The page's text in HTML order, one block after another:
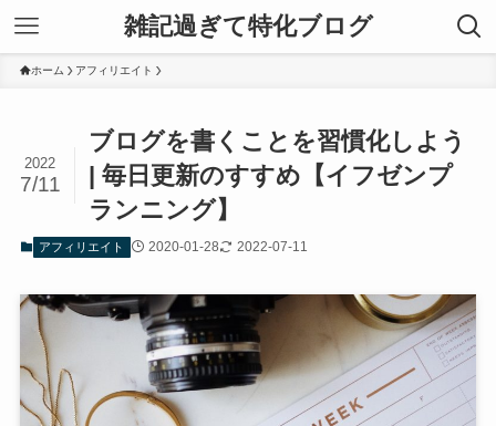
雑記過ぎて特化ブログ
ホーム アフィリエイト
ブログを書くことを習慣化しよう
| 毎日更新のすすめ【イフゼンプ
ランニング】
2022
7/11
アフィリエイト 2020-01-28 2022-07-11